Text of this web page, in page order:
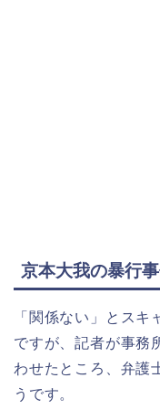
京本大我の暴行
「関係ない」とス
ですが、記者が事務
わせたところ、弁護
うです。